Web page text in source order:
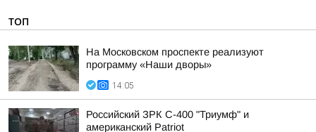
ТОП
На Московском проспекте реализуют
программу «Наши дворы»
14:05
Российский ЗРК С-400 "Триумф" и
американский Patriot